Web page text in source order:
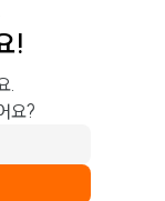
!
.
요?